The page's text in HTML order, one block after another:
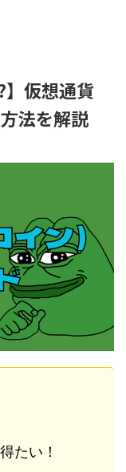
】仮想通貨
法を解説
たい！